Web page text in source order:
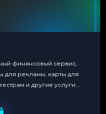
финансовый сервис,
для рекламы, карты для
и другие услуги.